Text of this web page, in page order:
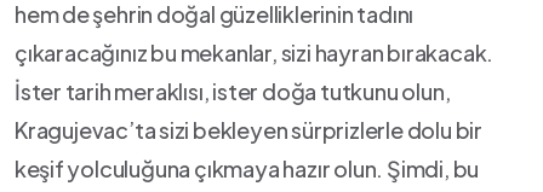
hem ⁤de şehrin ⁣doğal güzelliklerinin tadını
çıkaracağınız bu mekanlar, sizi hayran bırakacak.
İster⁢ tarih meraklısı, ister doğa ‌tutkunu olun,
Kragujevac’ta ⁢sizi ‍bekleyen sürprizlerle dolu bir
⁣keşif ⁤yolculuğuna ‍çıkmaya hazır olun. Şimdi, bu